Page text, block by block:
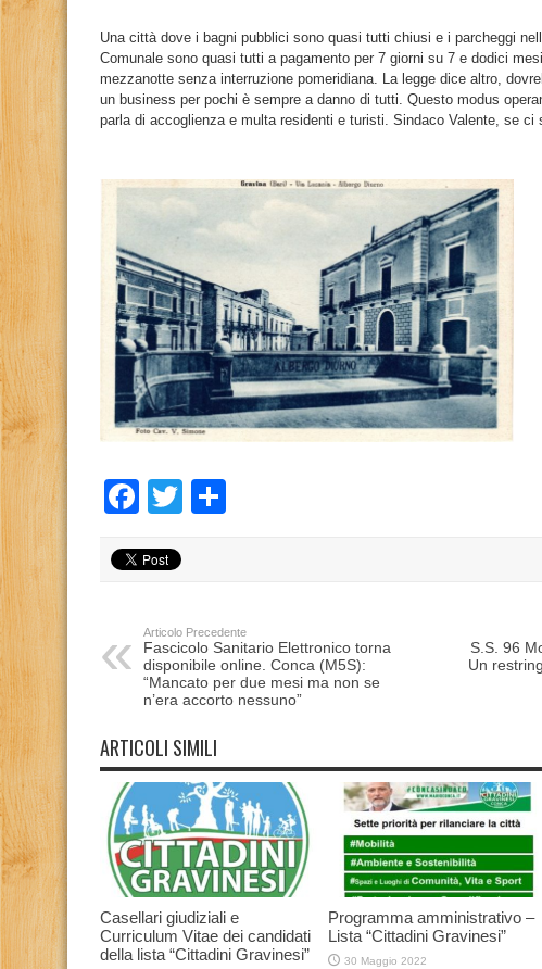
Una città dove i bagni pubblici sono quasi tutti chiusi e i parcheggi
Comunale sono quasi tutti a pagamento per 7 giorni su 7 e dodici
mezzanotte senza interruzione pomeridiana. La legge dice altro,
un business per pochi è sempre a danno di tutti. Questo modus
parla di accoglienza e multa residenti e turisti. Sindaco Valente, se ci
Facebook
Twitter
Articolo Precedente
Fascicolo Sanitario Elettronico torna
disponibile online. Conca (M5S):
“Mancato per due mesi ma non se
n’era accorto nessuno”
S.S. 96
Un
ARTICOLI SIMILI
Casellari giudiziali e
Curriculum Vitae dei candidati
della lista “Cittadini Gravinesi”
Programma amministrativo –
Lista “Cittadini Gravinesi”
30 Maggio 2022